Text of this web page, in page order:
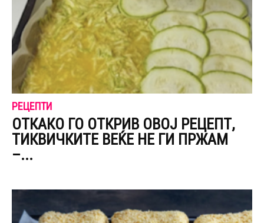
РЕЦЕПТИ
ОТКАКО ГО ОТКРИВ ОВОЈ РЕЦЕПТ,
ТИКВИЧКИТЕ ВЕЌЕ НЕ ГИ ПРЖАМ
–...